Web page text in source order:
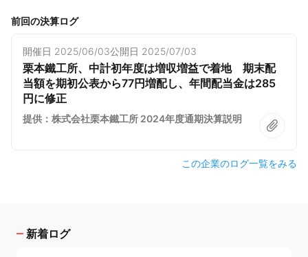
前回の決算ログ
開催日 2025/06/03公開日 2025/07/03
栗本鐵工所、中計初年度は増収増益で着地 期末配
当額を期初公表から77円増配し、年間配当金は285
円に修正
提供：株式会社栗本鐵工所 2024年度通期決算説明
この企業のログ一覧をみる
新着ログ